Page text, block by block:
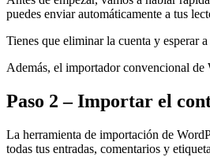
puedes enviar automáticamente a tus
Tienes que eliminar la cuenta y esperar
Además, el importador convencional de
Paso 2 – Importar el
La herramienta de importación de
todas tus entradas, comentarios y